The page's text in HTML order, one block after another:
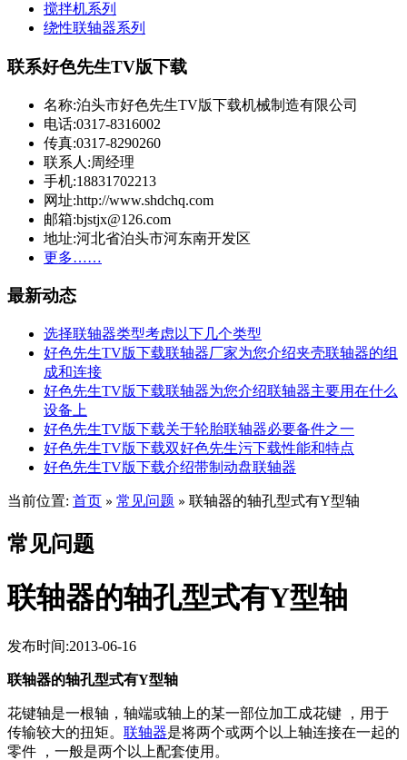
搅拌机系列
绕性联轴器系列
联系好色先生TV版下载
名称:泊头市好色先生TV版下载机械制造有限公司
电话:0317-8316002
传真:0317-8290260
联系人:周经理
手机:18831702213
网址:http://www.shdchq.com
邮箱:bjstjx@126.com
地址:河北省泊头市河东南开发区
更多……
最新动态
选择联轴器类型考虑以下几个类型
好色先生TV版下载联轴器厂家为您介绍夹壳联轴器的组
成和连接
好色先生TV版下载联轴器为您介绍联轴器主要用在什么
设备上
好色先生TV版下载关于轮胎联轴器必要备件之一
好色先生TV版下载双好色先生污下载性能和特点
好色先生TV版下载介绍带制动盘联轴器
当前位置: 首页 » 常见问题 » 联轴器的轴孔型式有Y型轴
常见问题
联轴器的轴孔型式有Y型轴
发布时间:2013-06-16
联轴器的轴孔型式有Y型轴
花键轴是一根轴，轴端或轴上的某一部位加工成花键 ，用于
传输较大的扭矩。 联轴器是将两个或两个以上轴连接在一起的
零件 ，一般是两个以上配套使用。